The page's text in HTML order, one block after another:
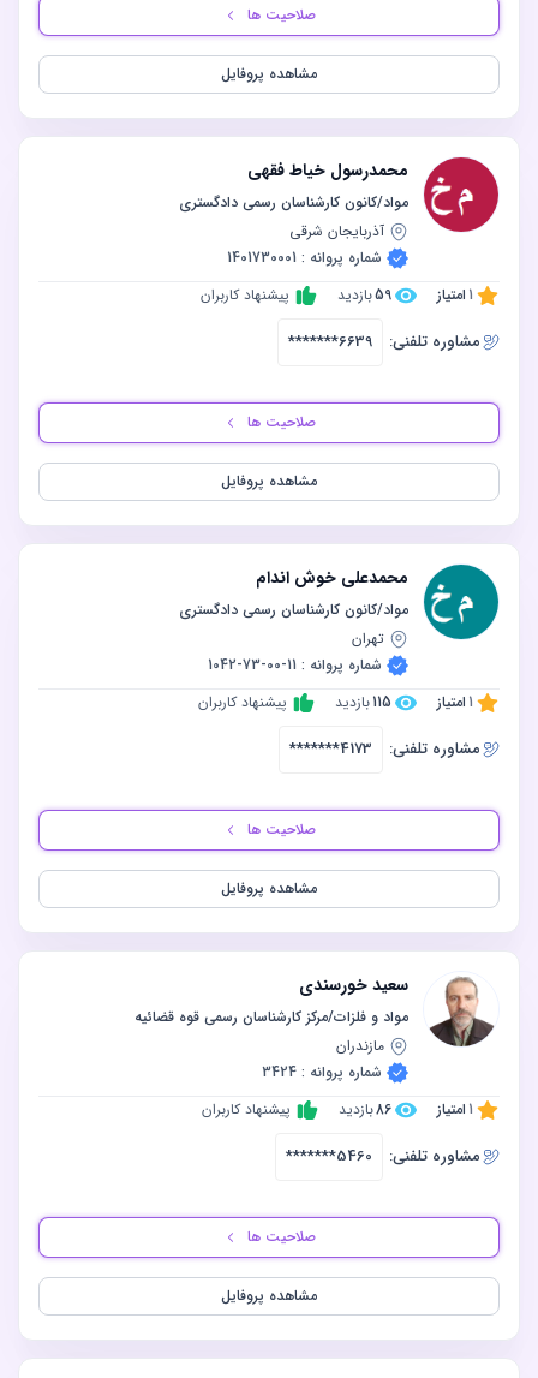
صلاحیت ها
مشاهده پروفایل
محمدرسول خیاط فقهی
مواد/کانون کارشناسان رسمی دادگستری
آذربایجان شرقی
شماره پروانه : 1401730001
1 امتیاز 59بازدید پیشنهاد کاربران
مشاوره‌ تلفنی: *******6639
صلاحیت ها
مشاهده پروفایل
محمدعلی خوش اندام
مواد/کانون کارشناسان رسمی دادگستری
تهران
شماره پروانه : 11-00-73-1042
1 امتیاز 115بازدید پیشنهاد کاربران
مشاوره‌ تلفنی: *******4173
صلاحیت ها
مشاهده پروفایل
سعید خورسندی
‫مواد و فلزات/مرکز کارشناسان رسمی قوه قضائیه
مازندران
شماره پروانه : 3424
1 امتیاز 86بازدید پیشنهاد کاربران
مشاوره‌ تلفنی: *******5460
صلاحیت ها
مشاهده پروفایل